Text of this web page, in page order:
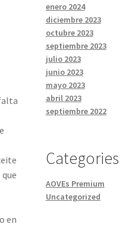
en
enero 2024
diciembre 2023
octubre 2023
septiembre 2023
julio 2023
junio 2023
mayo 2023
abril 2023
septiembre 2022
Categories
AOVEs Premium
Uncategorized